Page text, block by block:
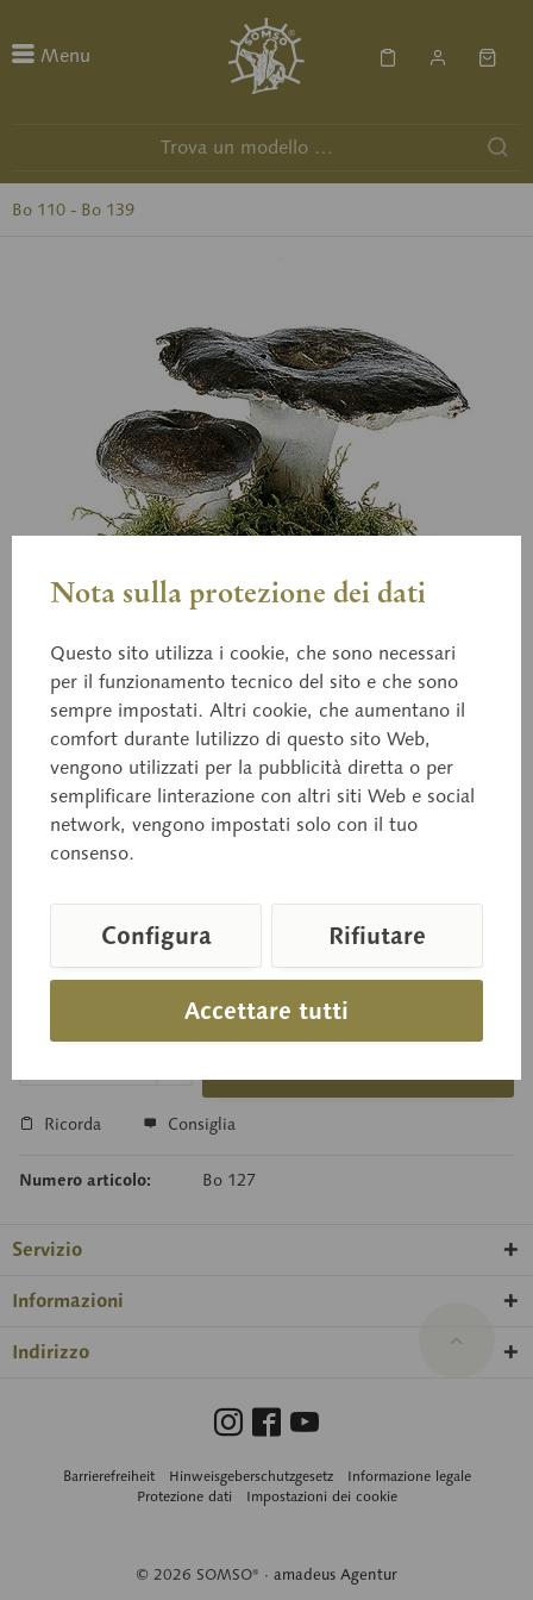
Menu
Bo 110 - Bo 139
Bo 127
Russula nigricans
(BULL.) FR. Non comestible.
Prezzo su richiesta
Tempi di consegna su richiesta
Ricorda Consiglia
Numero articolo: Bo 127
Servizio
Informazioni
Indirizzo
© 2026 SOMSO® · amadeus Agentur
Barrierefreiheit Hinweisgeberschutzgesetz
Informazione legale
Protezione dati
Impostazioni dei cookie
Nota sulla protezione dei dati
Questo sito utilizza i cookie, che sono necessari
per il funzionamento tecnico del sito e che sono
sempre impostati. Altri cookie, che aumentano il
comfort durante lutilizzo di questo sito Web,
vengono utilizzati per la pubblicità diretta o per
semplificare linterazione con altri siti Web e social
network, vengono impostati solo con il tuo
consenso.
Accettare tutti
Configura Rifiutare